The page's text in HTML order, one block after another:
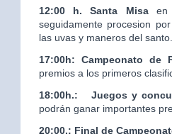
12:00 h. Santa Misaen
seguidamente procesion
las uvas y maneros del santo.
17:00h: Campeonato de
premios a los primeros
18:00h.:
Juegos y
podrán ganar importantes
20:00.: Final de